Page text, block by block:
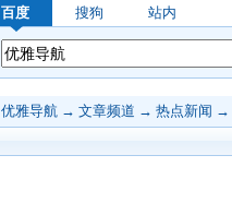
百度 搜狗 站内
优雅导航 → 文章频道 → 热点新闻 →